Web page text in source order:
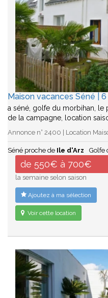
Maison vacances Séné | 6
a séné, golfe du morbihan, le
de la campagne, location
Annonce n° 2400 | Location
Séné proche de Ile d'Arz Golfe
de 550€ à 700€
la semaine selon saison
Ajoutez à ma sélection
Voir cette location